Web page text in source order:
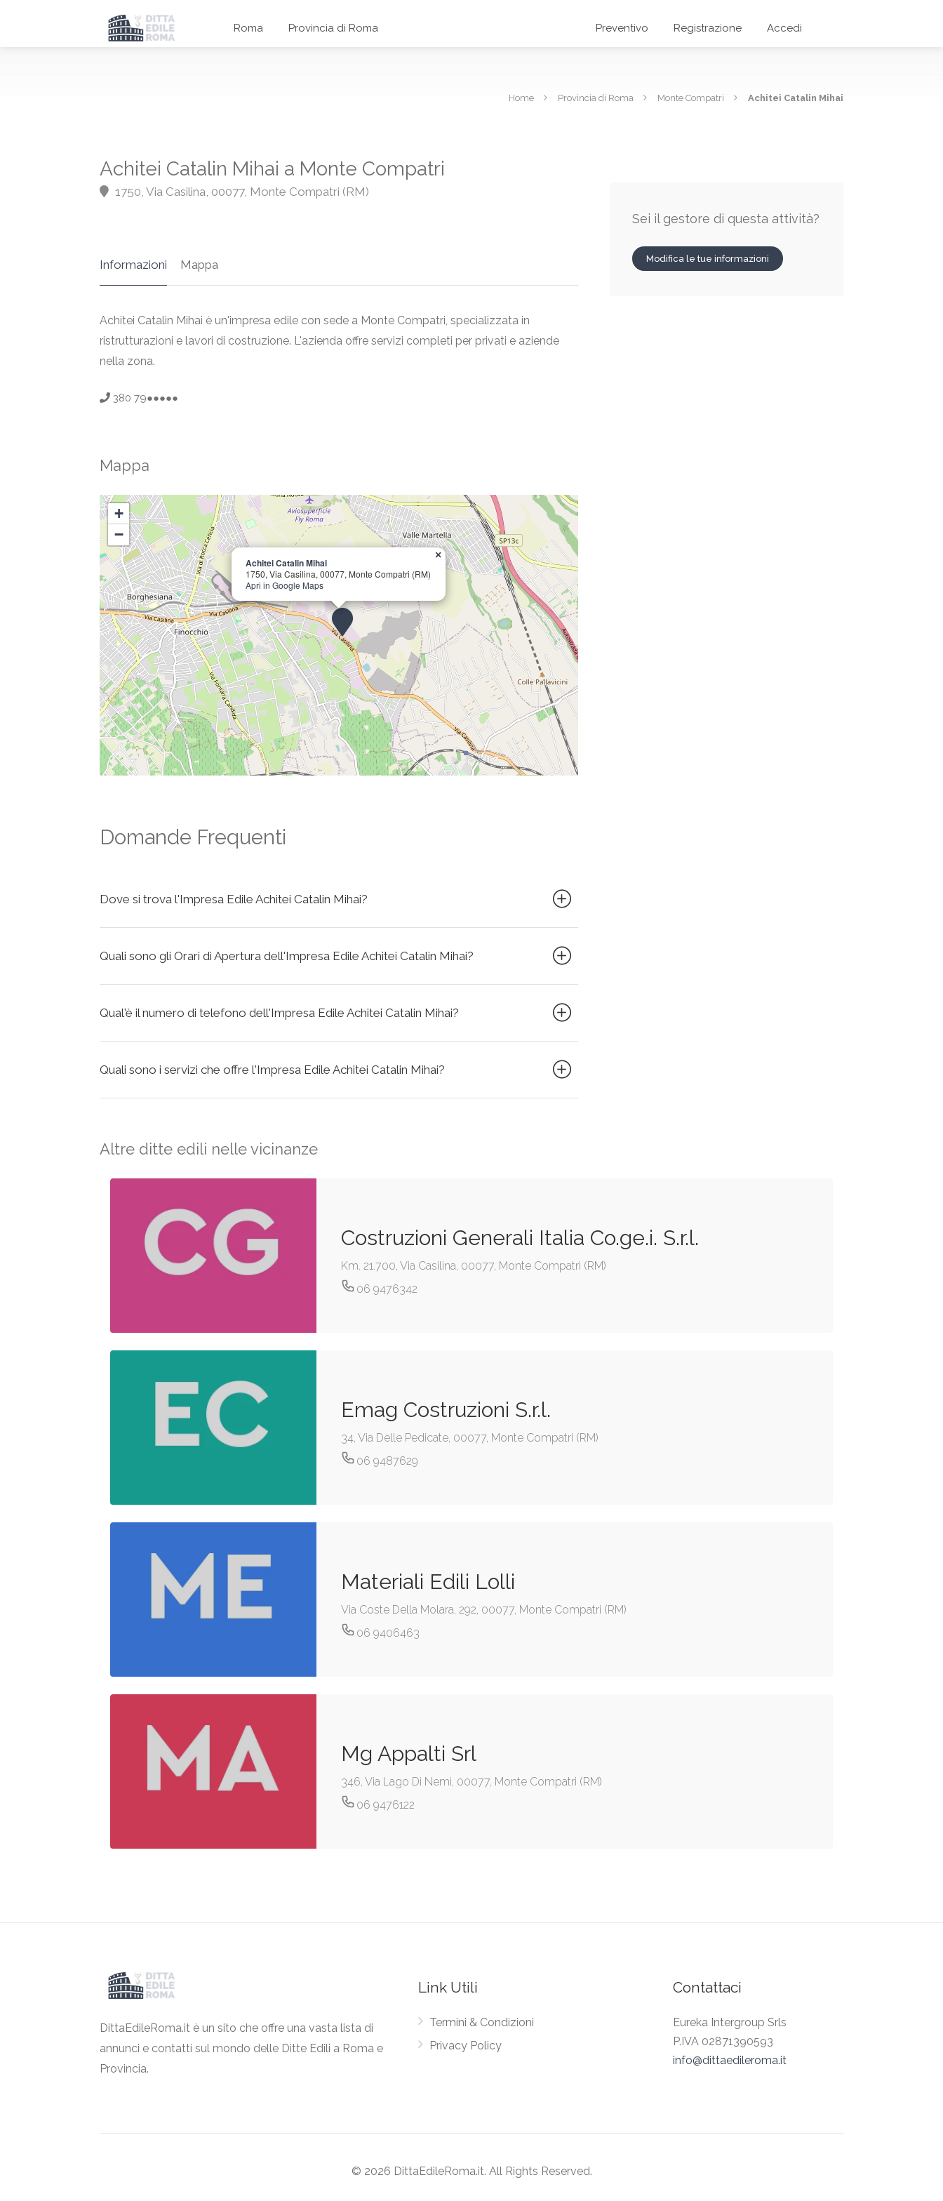
Roma Provincia di Roma Preventivo Registrazione Accedi
Home Provincia di Roma Monte Compatri Achitei Catalin Mihai
Achitei Catalin Mihai a Monte Compatri
1750, Via Casilina, 00077, Monte Compatri (RM)
Informazioni Mappa
Achitei Catalin Mihai è un'impresa edile con sede a Monte Compatri, specializzata in
ristrutturazioni e lavori di costruzione. L'azienda offre servizi completi per privati e aziende
nella zona.
380 79●●●●●
Mappa
Achitei Catalin Mihai
1750, Via Casilina, 00077, Monte Compatri (RM)
Apri in Google Maps
×
+
−
Domande Frequenti
Dove si trova l'Impresa Edile Achitei Catalin Mihai?
Quali sono gli Orari di Apertura dell'Impresa Edile Achitei Catalin Mihai?
Qual'è il numero di telefono dell'Impresa Edile Achitei Catalin Mihai?
Quali sono i servizi che offre l'Impresa Edile Achitei Catalin Mihai?
Sei il gestore di questa attività?
Modifica le tue informazioni
Altre ditte edili nelle vicinanze
Costruzioni Generali Italia Co.ge.i. S.r.l.
Km. 21.700, Via Casilina, 00077, Monte Compatri (RM)
06 9476342
Emag Costruzioni S.r.l.
34, Via Delle Pedicate, 00077, Monte Compatri (RM)
06 9487629
Materiali Edili Lolli
Via Coste Della Molara, 292, 00077, Monte Compatri (RM)
06 9406463
Mg Appalti Srl
346, Via Lago Di Nemi, 00077, Monte Compatri (RM)
06 9476122
DittaEdileRoma.it è un sito che offre una vasta lista di
annunci e contatti sul mondo delle Ditte Edili a Roma e
Provincia.
Link Utili
Termini & Condizioni
Privacy Policy
Contattaci
Eureka Intergroup Srls
P.IVA 02871390593
info@dittaedileroma.it
© 2026 DittaEdileRoma.it. All Rights Reserved.